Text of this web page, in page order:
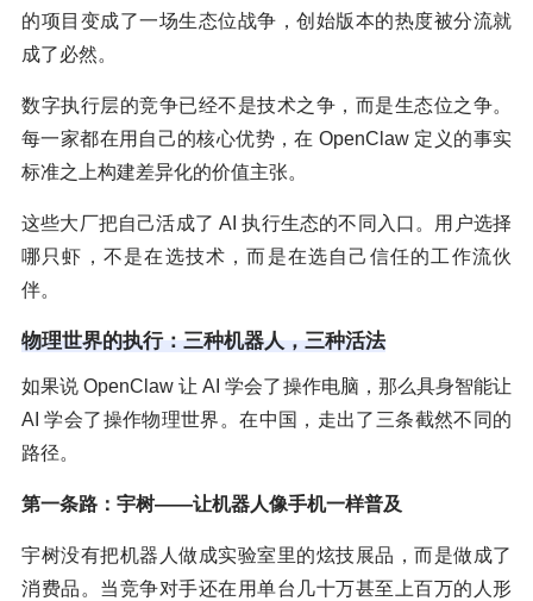
的项目变成了一场生态位战争，创始版本的热度被分流就
成了必然。
数字执行层的竞争已经不是技术之争，而是生态位之争。
每一家都在用自己的核心优势，在 OpenClaw 定义的事实
标准之上构建差异化的价值主张。
这些大厂把自己活成了 AI 执行生态的不同入口。用户选择
哪只虾，不是在选技术，而是在选自己信任的工作流伙
伴。
物理世界的执行：三种机器人，三种活法
如果说 OpenClaw 让 AI 学会了操作电脑，那么具身智能让
AI 学会了操作物理世界。在中国，走出了三条截然不同的
路径。
第一条路：宇树——让机器人像手机一样普及
宇树没有把机器人做成实验室里的炫技展品，而是做成了
消费品。当竞争对手还在用单台几十万甚至上百万的人形